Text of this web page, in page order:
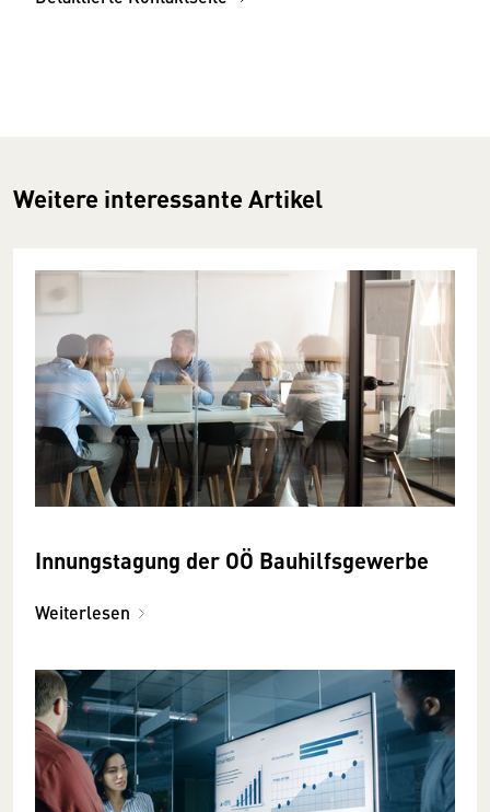
Weitere interessante Artikel
Innungstagung der OÖ Bauhilfsgewerbe
Weiterlesen